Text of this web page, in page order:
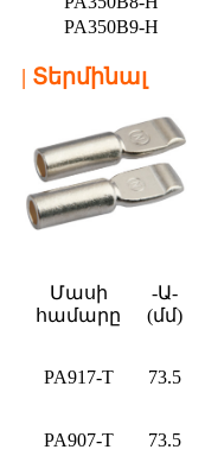
PA350B9-H
| Տերմինալ
Մասի
համարը
-Ա-
(մմ)
PA917-T 73.5
PA907-T 73.5